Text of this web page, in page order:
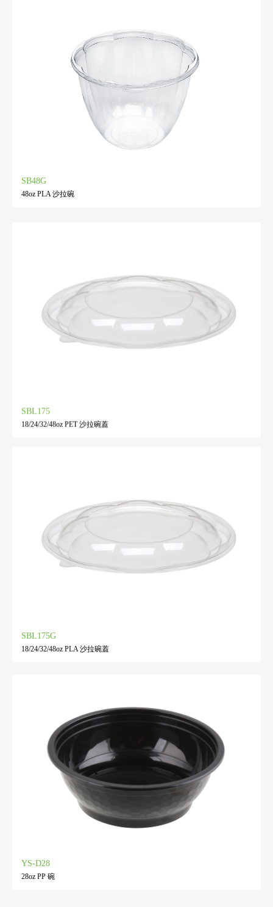
SB48G
48oz PLA 沙拉碗
SBL175
18/24/32/48oz PET 沙拉碗蓋
SBL175G
18/24/32/48oz PLA 沙拉碗蓋
YS-D28
28oz PP 碗